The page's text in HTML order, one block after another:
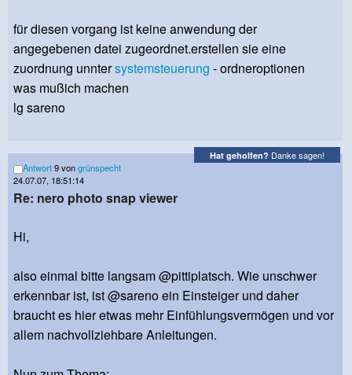
für diesen vorgang ist keine anwendung der
angegebenen datei zugeordnet.erstellen sie eine
zuordnung unntersystemsteuerung - ordneroptionen
was mußich machen
lg sareno
Hat geholfen? Danke sagen!
Antwort9 vongrünspecht
24.07.07, 18:51:14
Re: nero photo snap viewer
Hi,
also einmal bitte langsam @pittiplatsch. Wie unschwer
erkennbar ist, ist @sareno ein Einsteiger und daher
braucht es hier etwas mehr Einfühlungsvermögen und vor
allem nachvollziehbare Anleitungen.